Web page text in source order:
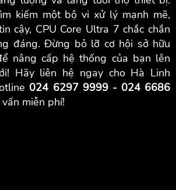
kiếm một bộ vi xử lý mạnh mẽ,
cậy, CPU Core Ultra 7 chắc chắn
đáng. Đừng bỏ lỡ cơ hội sở hữu
nâng cấp hệ thống của bạn lên
Hãy liên hệ ngay cho Hà Linh
024 6297 9999 - 024 6686
miễn phí!